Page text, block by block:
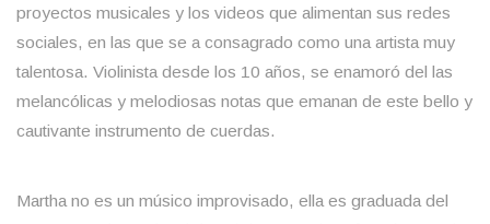
proyectos musicales y los videos que alimentan sus redes
sociales, en las que se a consagrado como una artista muy
talentosa. Violinista desde los 10 años, se enamoró del las
melancólicas y melodiosas notas que emanan de este bello y
cautivante instrumento de cuerdas.
Martha no es un músico improvisado, ella es graduada del